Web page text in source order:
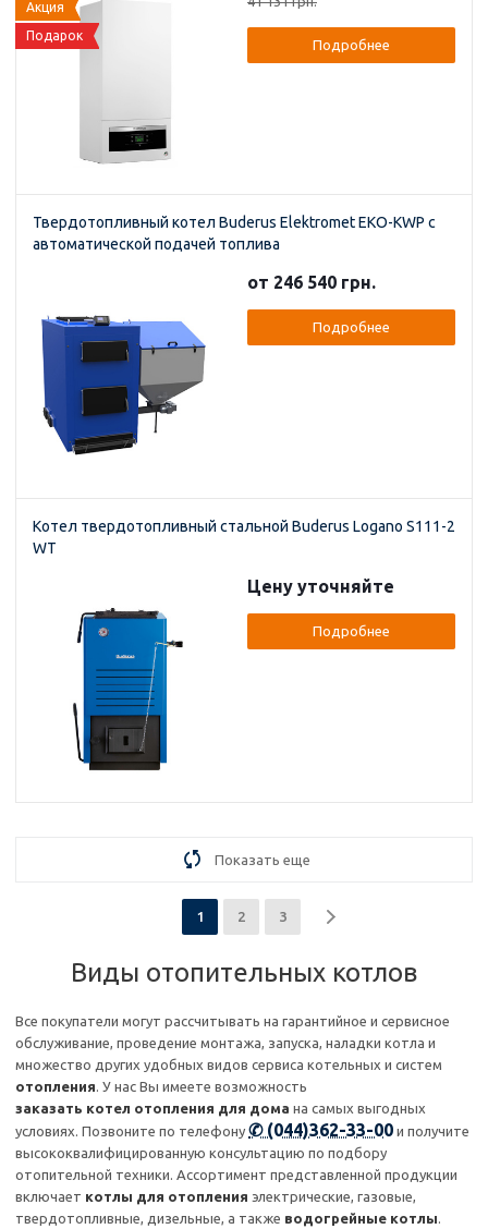
Акция
Подарок
Подробнее
Твердотопливный котел Buderus Elektromet EKO-KWP с
автоматической подачей топлива
от 246 540 грн.
Подробнее
Котел твердотопливный стальной Buderus Logano S111-2
WT
Цену уточняйте
Подробнее
Показать еще
1 2 3
Виды отопительных котлов
Все покупатели могут рассчитывать на гарантийное и сервисное
обслуживание, проведение монтажа, запуска, наладки котла и
множество других удобных видов сервиса котельных и систем
отопления. У нас Вы имеете возможность
заказать котел отопления для дома на самых выгодных
условиях. Позвоните по телефону ✆ (044)362-33-00 и получите
высококвалифицированную консультацию по подбору
отопительной техники. Ассортимент представленной продукции
включает котлы для отопления электрические, газовые,
твердотопливные, дизельные, а также водогрейные котлы.